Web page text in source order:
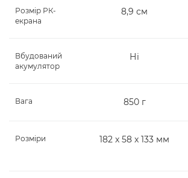
Розмір РК-
екрана
8,9 см
Вбудований
акумулятор
Ні
Вага 850 г
Розміри 182 x 58 x 133 мм